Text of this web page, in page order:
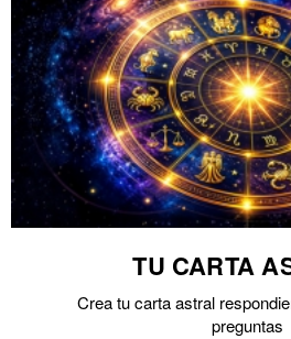
TU CARTA
Crea tu carta astral
preguntas